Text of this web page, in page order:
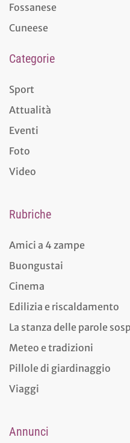
Fossanese
Cuneese
Categorie
Sport
Attualità
Eventi
Foto
Video
Rubriche
Amici a 4 zampe
Buongustai
Cinema
Edilizia e riscaldamento
La stanza delle parole
Meteo e tradizioni
Pillole di giardinaggio
Viaggi
Annunci